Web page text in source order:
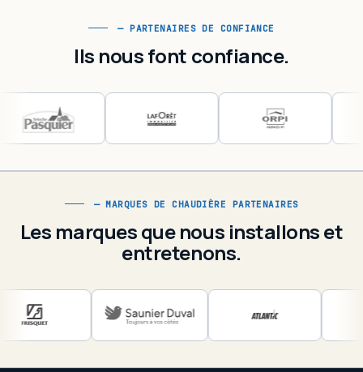
— PARTENAIRES DE CONFIANCE
Ils nous font confiance.
Brioche Pasquier
Renault
Ambassade des USA
Ambassade du Mexique
Century 21
— MARQUES DE CHAUDIÈRE PARTENAIRES
Les marques que nous installons et
entretenons.